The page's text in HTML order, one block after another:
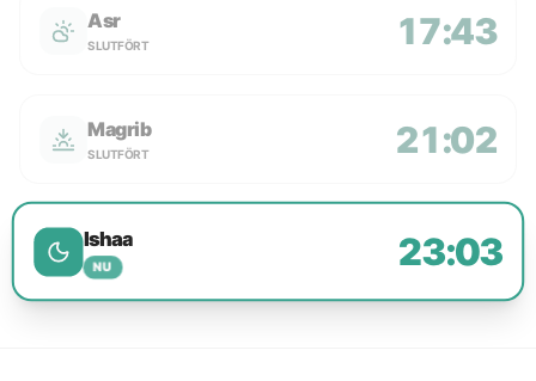
Asr
SLUTFÖRT 17:43
Magrib
SLUTFÖRT 21:02
Ishaa
NU 23:03